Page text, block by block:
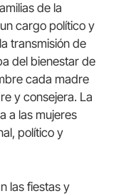
de la
cargo político y
transmisión de
del bienestar de
cada madre
y consejera. La
a las mujeres
político y
las fiestas y